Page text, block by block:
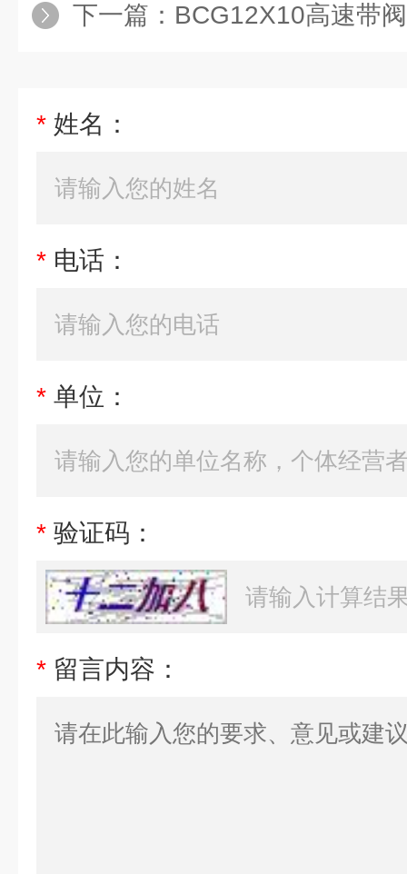
下一篇： BCG12X10高速带阀气缸,
* 姓名：
* 电话：
* 单位：
* 验证码：
* 留言内容：